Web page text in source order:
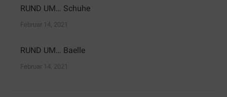
RUND UM… Schuhe
Februar 14, 2021
RUND UM… Baelle
Februar 14, 2021